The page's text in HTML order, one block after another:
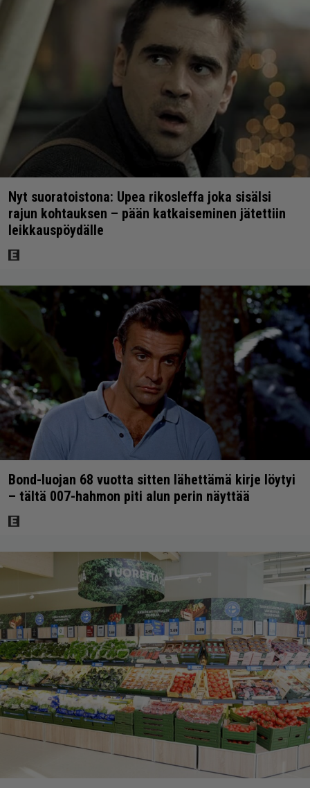
Nyt suoratoistona: Upea rikosleffa joka sisälsi
rajun kohtauksen – pään katkaiseminen jätettiin
leikkauspöydälle
Bond-luojan 68 vuotta sitten lähettämä kirje löytyi
– tältä 007-hahmon piti alun perin näyttää